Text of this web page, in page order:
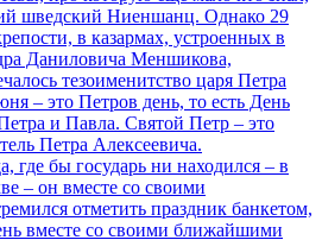
шведский Ниеншанц. Однако 29
в казармах, устроенных в
Даниловича Меншикова,
тезоименитство царя Петра
– это Петров день, то есть День
и Павла. Святой Петр – это
Петра Алексеевича.
где бы государь ни находился – в
– он вместе со своими
отметить праздник банкетом,
вместе со своими ближайшими